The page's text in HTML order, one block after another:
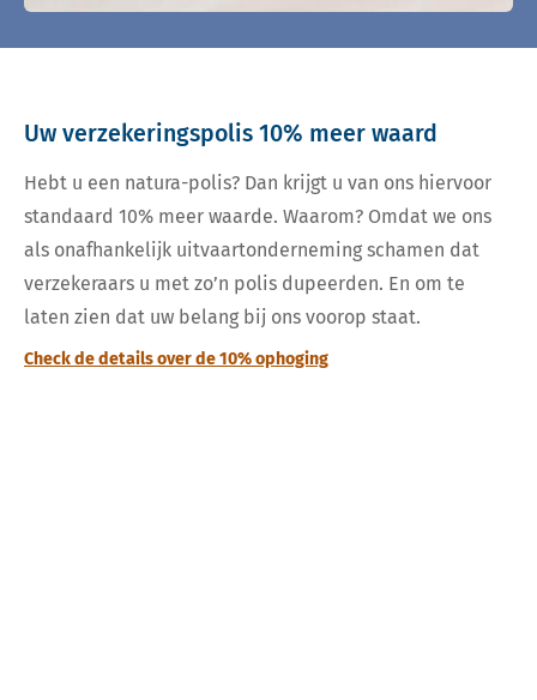
Uw verzekeringspolis 10% meer waard
Hebt u een natura-polis? Dan krijgt u van ons hiervoor
standaard 10% meer waarde. Waarom? Omdat we ons
als onafhankelijk uitvaartonderneming schamen dat
verzekeraars u met zo’n polis dupeerden. En om te
laten zien dat uw belang bij ons voorop staat.
Check de details over de 10% ophoging